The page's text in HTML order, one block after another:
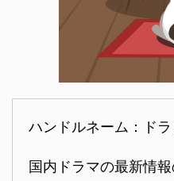
ハンドルネーム：ドラ
国内ドラマの最新情